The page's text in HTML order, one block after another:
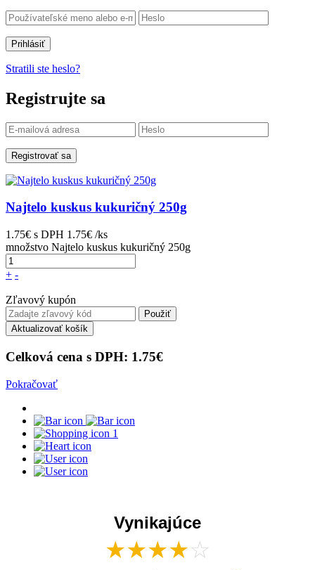
Prihlásiť
Stratili ste heslo?
Registrujte sa
Registrovať sa
Najtelo kuskus kukuričný 250g
1.75€ s DPH 1.75€ /ks
množstvo Najtelo kuskus kukuričný 250g
+ -
Zľavový kupón
Použiť
Aktualizovať košík
Celková cena s DPH: 1.75€
Pokračovať
1
Vynikajúce
★★★★☆